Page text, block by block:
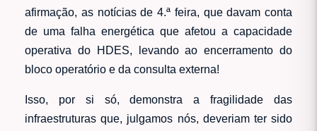
afirmação, as notícias de 4.ª feira, que davam conta
de uma falha energética que afetou a capacidade
operativa do HDES, levando ao encerramento do
bloco operatório e da consulta externa!
Isso, por si só, demonstra a fragilidade das
infraestruturas que, julgamos nós, deveriam ter sido